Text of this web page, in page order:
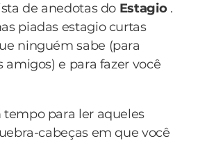
de anedotas do Estagio.
piadas estagio curtas
ninguém sabe (para
amigos) e para fazer você
tempo para ler aqueles
cabeças em que você